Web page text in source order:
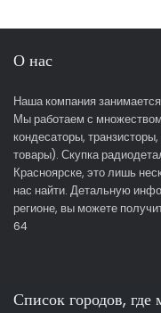
О нас
Наша компания
Мы работаем с
кондесаторы,
товары). Скупка
Красноярске, это лишь
нас найти. Детальную
регионе, вы можете
64
Список городов, где